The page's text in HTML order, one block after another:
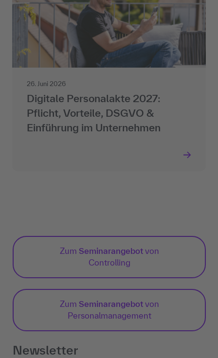
26. Juni 2026
Digitale Personalakte 2027:
Pflicht, Vorteile, DSGVO &
Einführung im Unternehmen
Zum Seminarangebotvon
Controlling
Zum Seminarangebotvon
Personalmanagement
Newsletter